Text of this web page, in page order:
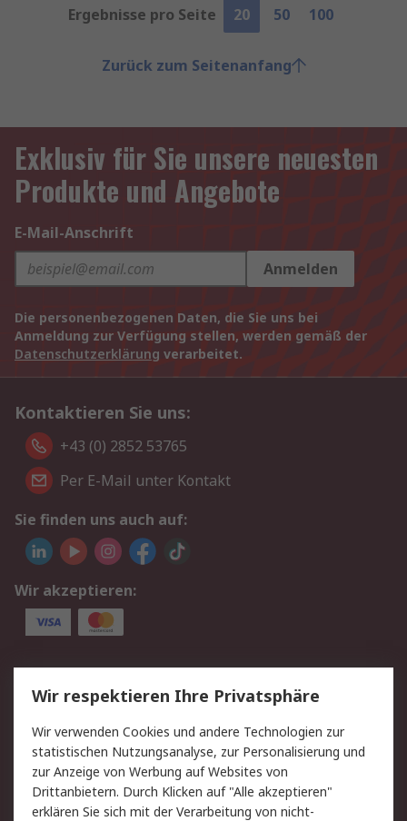
Ergebnisse pro Seite
20 50 100
Zurück zum Seitenanfang
Exklusiv für Sie unsere neuesten
Produkte und Angebote
E-Mail-Anschrift
Anmelden
Die personenbezogenen Daten, die Sie uns bei
Anmeldung zur Verfügung stellen, werden gemäß der
Datenschutzerklärung verarbeitet.
Kontaktieren Sie uns:
+43 (0) 2852 53765
Per E-Mail unter Kontakt
Sie finden uns auch auf:
Wir akzeptieren:
Service
Value Added Services
Lieferlösungen
Rücksendung/Entsorgung Kontakt
Hilfe
Rechtliches
Wir respektieren Ihre Privatsphäre
Wir verwenden Cookies und andere Technologien zur
statistischen Nutzungsanalyse, zur Personalisierung und
zur Anzeige von Werbung auf Websites von
Drittanbietern. Durch Klicken auf "Alle akzeptieren"
erklären Sie sich mit der Verarbeitung von nicht-